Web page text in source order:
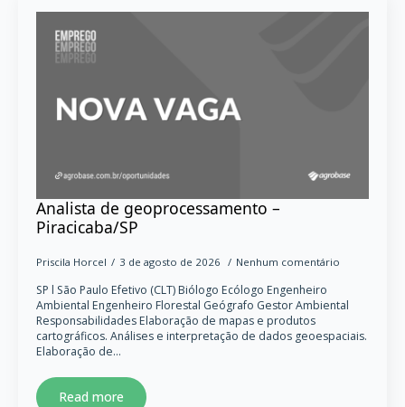
Analista de geoprocessamento –
Piracicaba/SP
Priscila Horcel 3 de agosto de 2026 Nenhum comentário
SP l São Paulo Efetivo (CLT) Biólogo Ecólogo Engenheiro
Ambiental Engenheiro Florestal Geógrafo Gestor Ambiental
Responsabilidades Elaboração de mapas e produtos
cartográficos. Análises e interpretação de dados geoespaciais.
Elaboração de…
Read more